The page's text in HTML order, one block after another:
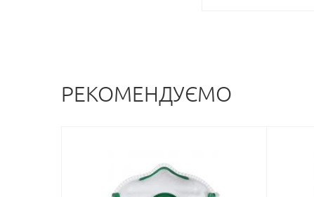
РЕКОМЕНДУЄМО